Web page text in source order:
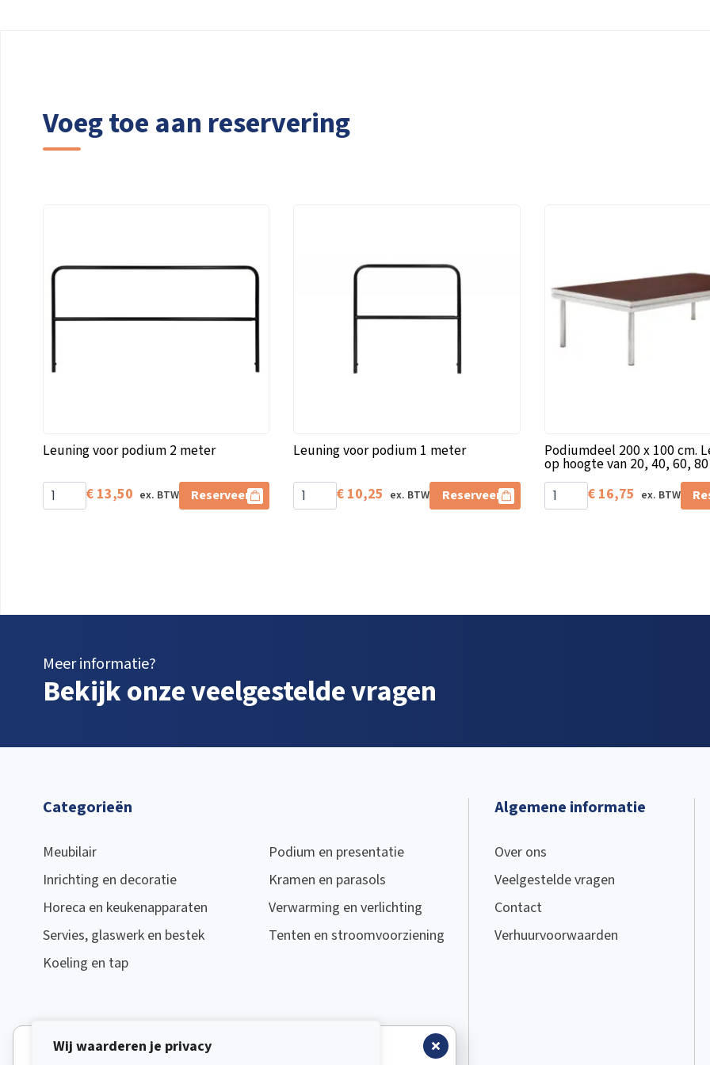
Wij waarderen je privacy
Voeg toe aan reservering
Leuning voor podium 2 meter
€13,50 Reserveer
Leuning voor podium 1 meter
€ 10,25 Reserveer
Podiumdeel 200 x 100 cm.
op hoogte van 20, 40, 60,
€ 16,75
Meer informatie?
Bekijk onze veelgestelde vragen
Categorieën
Meubilair
Inrichting en decoratie
Horeca en keukenapparaten
Servies, glaswerk en bestek
Koeling en tap
Podium en presentatie
Kramen en parasols
Verwarming en verlichting
Tenten en stroomvoorziening
Algemene informatie
Over ons
Veelgestelde vragen
Contact
Verhuurvoorwaarden
Vanwege onze vakantie zijn wij gesloten van 1 t/m 16 augustus.